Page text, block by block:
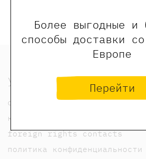
Более выгодные и
способы доставки
Европе
Перейти
узнать
о нас
контакты
foreign rights contacts
политика конфиденциальности